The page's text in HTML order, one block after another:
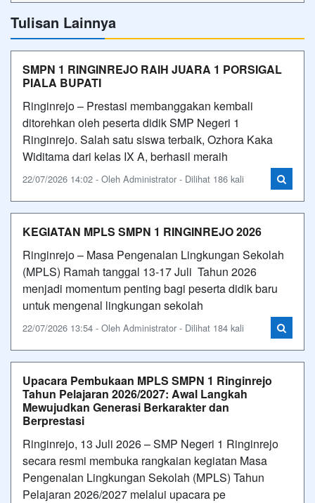
Tulisan Lainnya
SMPN 1 RINGINREJO RAIH JUARA 1 PORSIGAL
PIALA BUPATI
Ringinrejo – Prestasi membanggakan kembali
ditorehkan oleh peserta didik SMP Negeri 1
Ringinrejo. Salah satu siswa terbaik, Ozhora Kaka
Widitama dari kelas IX A, berhasil meraih
22/07/2026 14:02 - Oleh Administrator - Dilihat 186 kali
KEGIATAN MPLS SMPN 1 RINGINREJO 2026
Ringinrejo – Masa Pengenalan Lingkungan Sekolah
(MPLS) Ramah tanggal 13-17 Juli Tahun 2026
menjadi momentum penting bagi peserta didik baru
untuk mengenal lingkungan sekolah
22/07/2026 13:54 - Oleh Administrator - Dilihat 184 kali
Upacara Pembukaan MPLS SMPN 1 Ringinrejo
Tahun Pelajaran 2026/2027: Awal Langkah
Mewujudkan Generasi Berkarakter dan
Berprestasi
Ringinrejo, 13 Juli 2026 – SMP Negeri 1 Ringinrejo
secara resmi membuka rangkaian kegiatan Masa
Pengenalan Lingkungan Sekolah (MPLS) Tahun
Pelajaran 2026/2027 melalui upacara pe